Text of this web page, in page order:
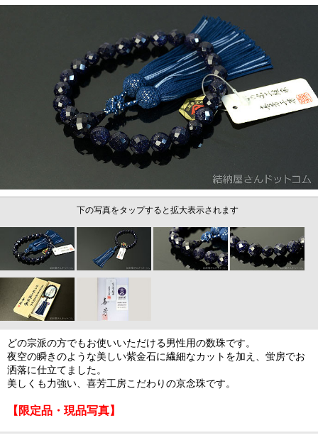
下の写真をタップすると拡大表示されます
どの宗派の方でもお使いいただける男性用の数珠です。
夜空の瞬きのような美しい紫金石に繊細なカットを加え、蛍房でお
洒落に仕立てました。
美しくも力強い、喜芳工房こだわりの京念珠です。
【限定品・現品写真】